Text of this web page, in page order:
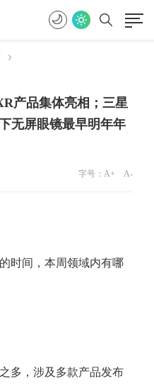
产品集体亮相；三星
无屏眼镜最早明年年
字号： A+ A-
时间，本周领域内有哪
多，涉及多款产品发布